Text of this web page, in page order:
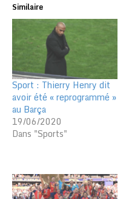
Similaire
Sport : Thierry Henry dit
avoir été « reprogrammé »
au Barça
19/06/2020
Dans "Sports"